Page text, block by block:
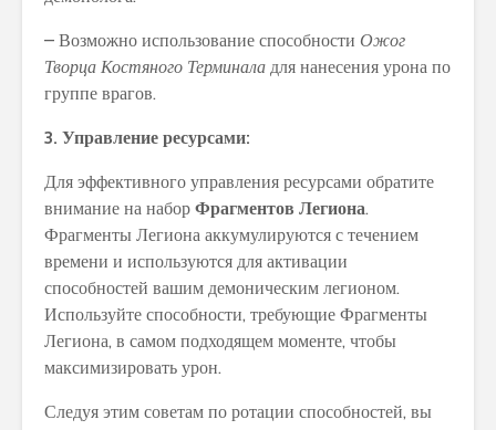
– Возможно использование способности Ожог
Творца Костяного Терминала для нанесения урона по
группе врагов.
3. Управление ресурсами:
Для эффективного управления ресурсами обратите
внимание на набор Фрагментов Легиона.
Фрагменты Легиона аккумулируются с течением
времени и используются для активации
способностей вашим демоническим легионом.
Используйте способности, требующие Фрагменты
Легиона, в самом подходящем моменте, чтобы
максимизировать урон.
Следуя этим советам по ротации способностей, вы